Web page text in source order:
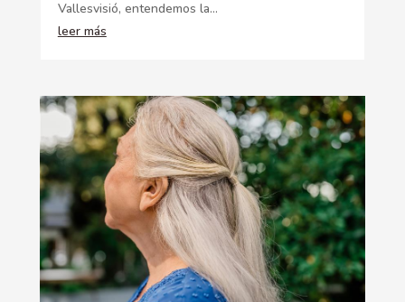
Vallesvisió, entendemos la...
leer más